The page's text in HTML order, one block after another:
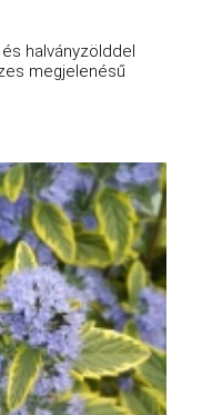
halványzölddel
megjelenésű